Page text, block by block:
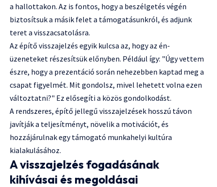
a hallottakon. Az is fontos, hogy a beszélgetés végén
biztosítsuk a másik felet a támogatásunkról, és adjunk
teret a visszacsatolásra.
Az építő visszajelzés egyik kulcsa az, hogy az én-
üzeneteket részesítsük előnyben. Például így: "Úgy vettem
észre, hogy a prezentáció során nehezebben kaptad meg a
csapat figyelmét. Mit gondolsz, mivel lehetett volna ezen
változtatni?" Ez elősegíti a közös gondolkodást.
A rendszeres, építő jellegű visszajelzések hosszú távon
javítják a teljesítményt, növelik a motivációt, és
hozzájárulnak egy támogató munkahelyi kultúra
kialakulásához.
A visszajelzés fogadásának
kihívásai és megoldásai